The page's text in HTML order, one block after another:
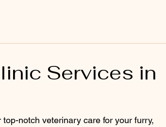
Services in
notch veterinary care for your furry,